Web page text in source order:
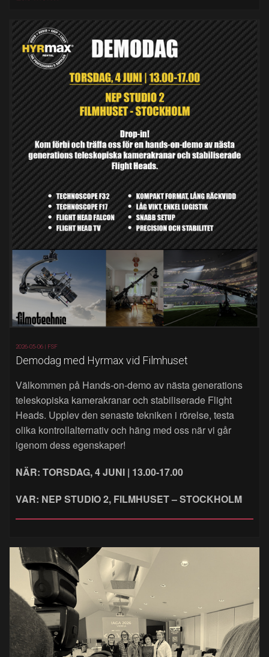
2026-05-06 | FSF
Demodag med Hyrmax vid Filmhuset
Välkommen på Hands‑on‑demo av nästa generations
teleskopiska kamerakranar och stabiliserade Flight
Heads. Upplev den senaste tekniken i rörelse, testa
olika kontrollalternativ och häng med oss när vi går
igenom dess egenskaper!
NÄR: TORSDAG, 4 JUNI | 13.00-17.00
VAR: NEP STUDIO 2, FILMHUSET – STOCKHOLM